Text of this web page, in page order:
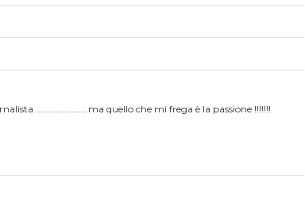
......................ma quello che mi frega è la passione !!!!!!!